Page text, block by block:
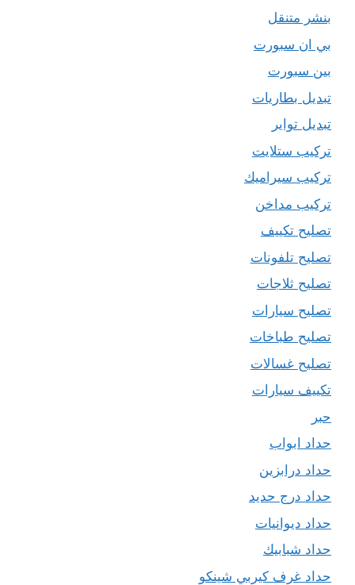
بنشر متنقل
بي ان سبورت
بين سبورت
تبديل بطاريات
تبديل تواير
تركيب ستلايت
تركيب سيراميك
تركيب مداخن
تصليح تكييف
تصليح تلفونات
تصليح ثلاجات
تصليح سيارات
تصليح طباخات
تصليح غسالات
تكييف سيارات
حبر
حداد ابواب
حداد درابزين
حداد درج حديد
حداد ديوانيات
حداد شبابيك
حداد غرف كيربي شينكو